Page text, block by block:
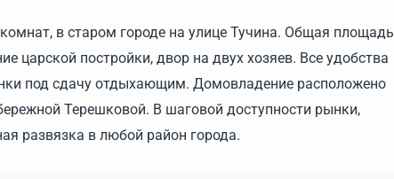
в старом городе на улице Тучина. Общая площадь
царской постройки, двор на двух хозяев. Все удобства
под сдачу отдыхающим. Домовладение расположено
Терешковой. В шаговой доступности рынки,
развязка в любой район города.